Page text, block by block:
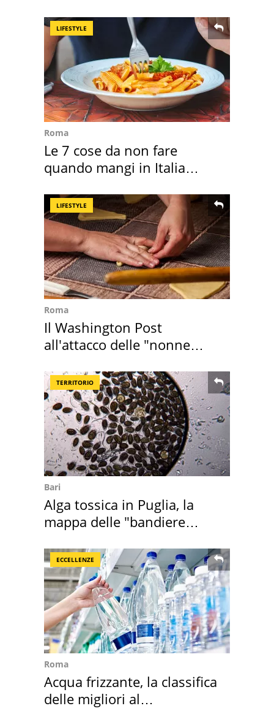
LIFESTYLE
Roma
Le 7 cose da non fare
quando mangi in Italia
LIFESTYLE
Roma
Il Washington Post
all'attacco delle "nonne
TERRITORIO
Bari
Alga tossica in Puglia, la
mappa delle "bandiere
ECCELLENZE
Roma
Acqua frizzante, la classifica
delle migliori al